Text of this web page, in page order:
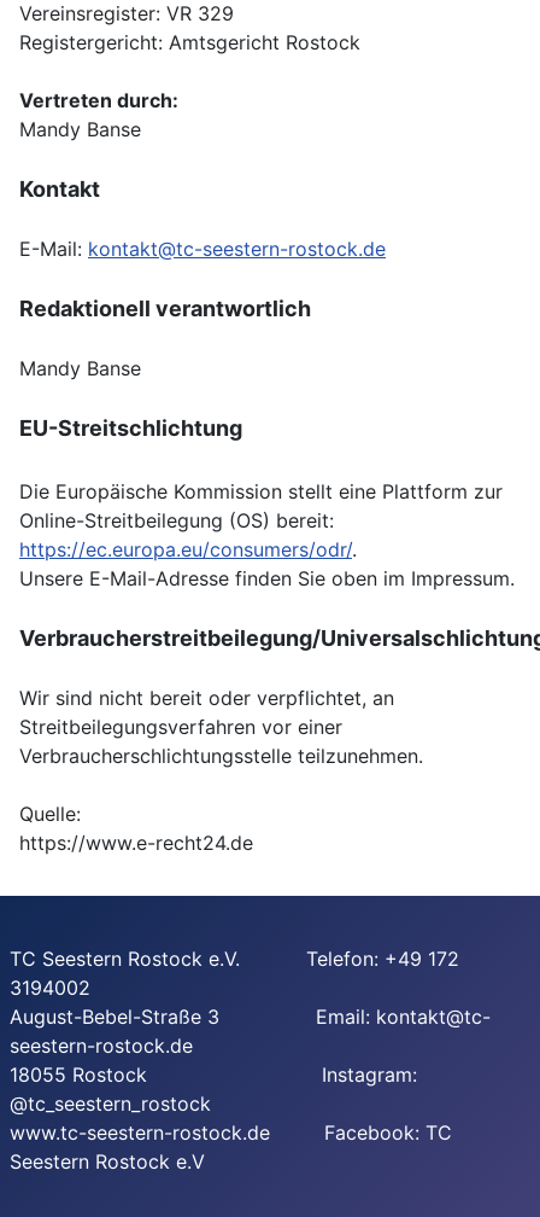
Vereinsregister: VR 329
Registergericht: Amtsgericht Rostock
Vertreten durch:
Mandy Banse
Kontakt
E-Mail: kontakt@tc-seestern-rostock.de
Redaktionell verantwortlich
Mandy Banse
EU-Streitschlichtung
Die Europäische Kommission stellt eine Plattform zur
Online-Streitbeilegung (OS) bereit:
https://ec.europa.eu/consumers/odr/.
Unsere E-Mail-Adresse finden Sie oben im Impressum.
Verbraucherstreitbeilegung/
Wir sind nicht bereit oder verpflichtet, an
Streitbeilegungsverfahren vor einer
Verbraucherschlichtungsstelle teilzunehmen.
Quelle:
https://www.e-recht24.de
TC Seestern Rostock e.V. Telefon: +49 172
3194002
August-Bebel-Straße 3 Email: kontakt@tc-
seestern-rostock.de
18055 Rostock Instagram:
@tc_seestern_rostock
www.tc-seestern-rostock.de Facebook: TC
Seestern Rostock e.V